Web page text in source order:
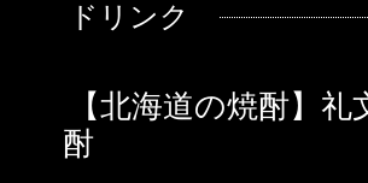
ドリンク
【北海道の焼酎】
酎